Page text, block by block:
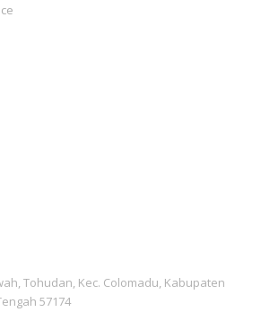
Tohudan, Kec. Colomadu, Kabupaten
57174